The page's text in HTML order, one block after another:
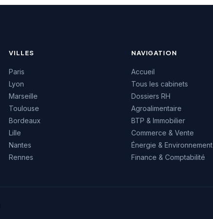
l'écosystème économique
VILLES
Paris
Lyon
Marseille
Toulouse
Bordeaux
Lille
Nantes
Rennes
NAVIGATION
Accueil
Tous les cabinets
Dossiers RH
Agroalimentaire
BTP & Immobilier
Commerce & Vente
Énergie & Environnement
Finance & Comptabilité